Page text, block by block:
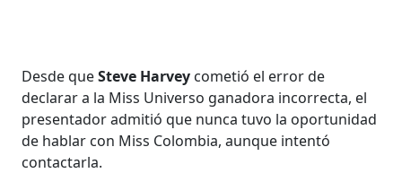
Desde queSteve Harvey cometió el error de
declarar a la Miss Universo ganadora incorrecta, el
presentador admitió que nunca tuvo la oportunidad
de hablar con Miss Colombia, aunque intentó
contactarla.